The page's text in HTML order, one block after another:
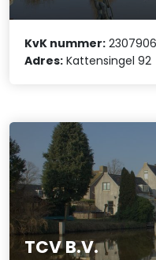
KvK nummer:
Adres: Kattensingel 92
TCV B.V.